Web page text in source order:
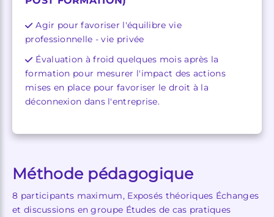
Agir pour favoriser l'équilibre vie
professionnelle - vie privée
Évaluation à froid quelques mois après la
formation pour mesurer l'impact des actions
mises en place pour favoriser le droit à la
déconnexion dans l'entreprise.
Méthode pédagogique
8 participants maximum, Exposés théoriques Échanges
et discussions en groupe Études de cas pratiques